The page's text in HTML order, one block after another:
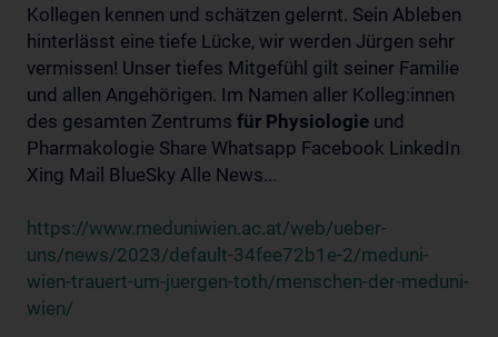
Kollegen kennen und schätzen gelernt. Sein Ableben
hinterlässt eine tiefe Lücke, wir werden Jürgen sehr
vermissen! Unser tiefes Mitgefühl gilt seiner Familie
und allen Angehörigen. Im Namen aller Kolleg:innen
des gesamten Zentrums für Physiologie und
Pharmakologie Share Whatsapp Facebook LinkedIn
Xing Mail BlueSky Alle News...
https://www.meduniwien.ac.at/web/ueber-
uns/news/2023/default-34fee72b1e-2/meduni-
wien-trauert-um-juergen-toth/menschen-der-meduni-
wien/